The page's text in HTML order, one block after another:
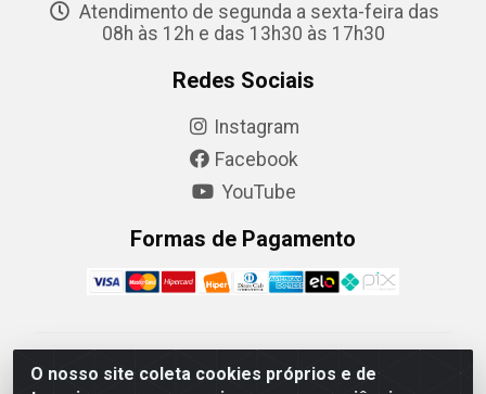
O nosso site coleta cookies próprios e de
Atendimento de segunda a sexta-feira das
08h às 12h e das 13h30 às 17h30
Redes Sociais
Instagram
Facebook
YouTube
Formas de Pagamento
Camaquã Distribuidora Ltda - Avenida Conego Luiz W
Hanquet, 1001 - Parque Residencial do Arroio Duro,